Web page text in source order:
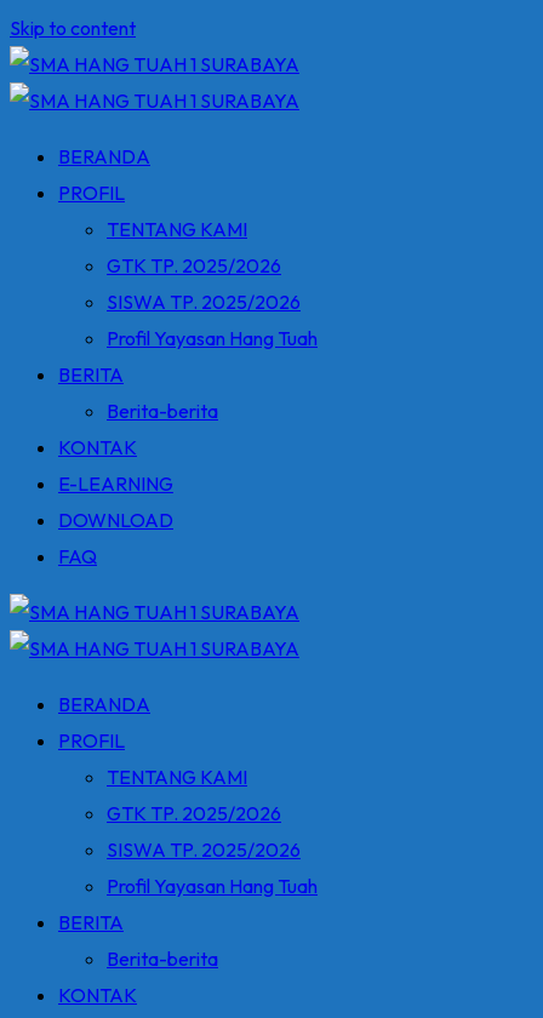
Skip to content
BERANDA
PROFIL
TENTANG KAMI
GTK TP. 2025/2026
SISWA TP. 2025/2026
Profil Yayasan Hang Tuah
BERITA
Berita-berita
KONTAK
E-LEARNING
DOWNLOAD
FAQ
BERANDA
PROFIL
TENTANG KAMI
GTK TP. 2025/2026
SISWA TP. 2025/2026
Profil Yayasan Hang Tuah
BERITA
Berita-berita
KONTAK